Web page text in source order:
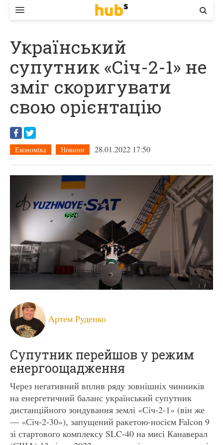
ЕКОНОМІКА
БІЗНЕС
СТАРТЕР
КОНТАКТИ
Український
супутник «Січ-2-1» не
зміг скоригувати
свою орієнтацію
Економіка Новини 28.01.2022 17:50
Артем Руденко
Супутник перейшов у режим
енергоощадження
Через негативний вплив ряду зовнішніх чинників
на енергетичний баланс український супутник
дистанційного зондування землі «Січ-2-1» (він же
— «Січ-2-30»), запущений ракетою-носієм Falcon 9
зі стартового комплексу SLC-40 на мисі Канаверал